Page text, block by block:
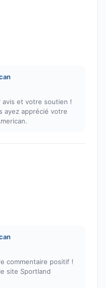
et votre soutien !
ayez apprécié votre
commentaire positif !
site Sportland